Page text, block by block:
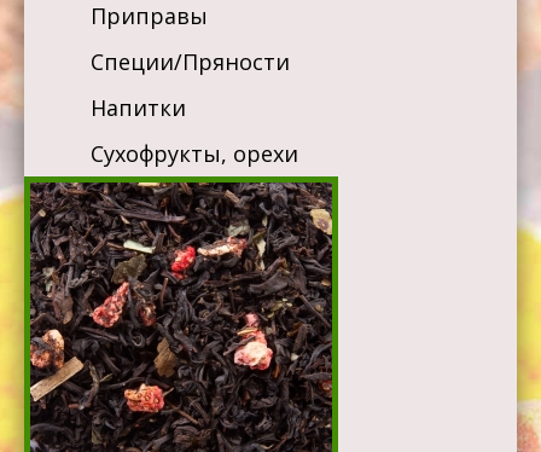
Приправы
Специи/Пряности
Напитки
Сухофрукты, орехи